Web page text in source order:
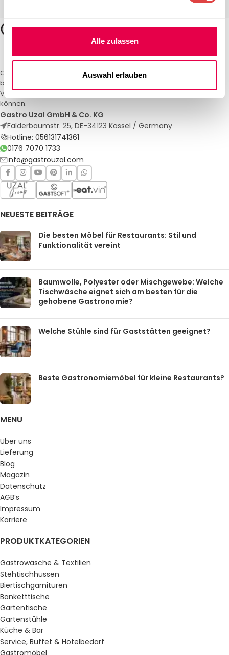
Alle zulassen
Auswahl erlauben
Gastro Uzal – Ihr Spezialist für Gastronomiemöbel und -textilien. Wir
bieten maßgeschneiderte Lösungen für Restaurants, Hotels und
Veranstaltungen. Qualität und Service, auf die Sie sich verlassen
können.
Gastro Uzal GmbH & Co. KG
Falderbaumstr. 25, DE-34123 Kassel / Germany
Hotline: 056131741361
0176 7070 1733
info@gastrouzal.com
NEUESTE BEITRÄGE
Die besten Möbel für Restaurants: Stil und
Funktionalität vereint
Baumwolle, Polyester oder Mischgewebe: Welche
Tischwäsche eignet sich am besten für die
gehobene Gastronomie?
Welche Stühle sind für Gaststätten geeignet?
Beste Gastronomiemöbel für kleine Restaurants?
MENU
Über uns
Lieferung
Blog
Magazin
Datenschutz
AGB’s
Impressum
Karriere
PRODUKTKATEGORIEN
Gastrowäsche & Textilien
Stehtischhussen
Biertischgarnituren
Banketttische
Gartentische
Gartenstühle
Küche & Bar
Service, Buffet & Hotelbedarf